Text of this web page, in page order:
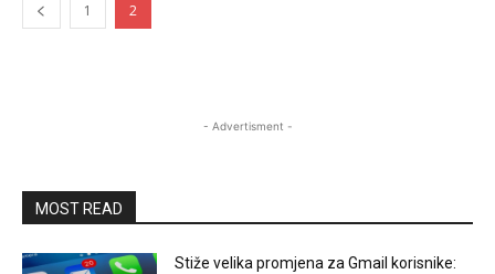
1 2
- Advertisment -
MOST READ
Stiže velika promjena za Gmail korisnike: